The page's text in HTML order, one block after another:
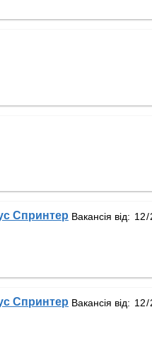
Спринтер Вакансія від:
Спринтер Вакансія від: